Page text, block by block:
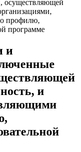
осуществляющей
профилю,
программе
и
и